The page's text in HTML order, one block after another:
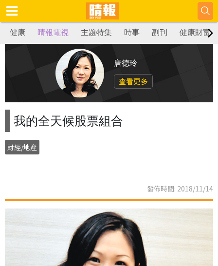
健康 晴報電視 主題特集 時事 副刊 健康財富
唐德玲
查看更多
我的全天候股票組合
財經/地產
發佈時間: 2018/11/14